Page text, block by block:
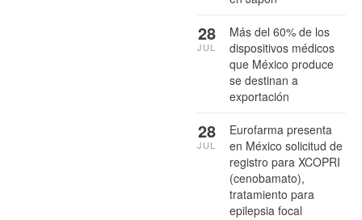
Más del 60% de los
dispositivos médicos
que México produce
se destinan a
exportación
28
JUL
Eurofarma presenta
en México solicitud de
registro para XCOPRI
(cenobamato),
tratamiento para
epilepsia focal
28
JUL